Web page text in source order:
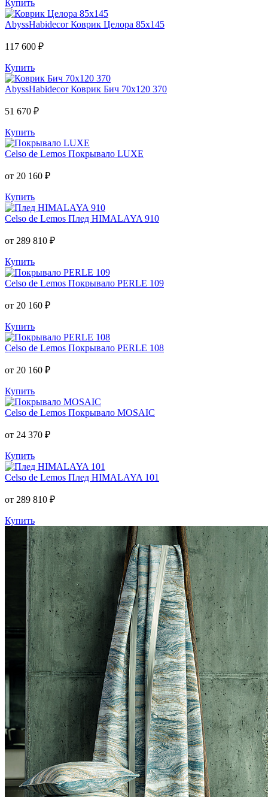
Купить
AbyssHabidecor Коврик Целора 85х145
117 600 ₽
Купить
AbyssHabidecor Коврик Бич 70х120 370
51 670 ₽
Купить
Celso de Lemos Покрывало LUXE
от 20 160 ₽
Купить
Celso de Lemos Плед HIMALAYA 910
от 289 810 ₽
Купить
Celso de Lemos Покрывало PERLE 109
от 20 160 ₽
Купить
Celso de Lemos Покрывало PERLE 108
от 20 160 ₽
Купить
Celso de Lemos Покрывало MOSAIC
от 24 370 ₽
Купить
Celso de Lemos Плед HIMALAYA 101
от 289 810 ₽
Купить